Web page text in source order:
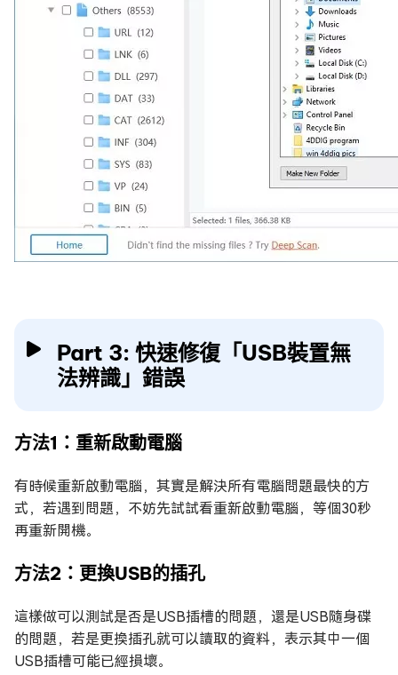
Part 3: 快速修復「USB裝置無
法辨識」錯誤
方法1：重新啟動電腦
有時候重新啟動電腦，其實是解決所有電腦問題最快的方
式，若遇到問題，不妨先試試看重新啟動電腦，等個30秒
再重新開機。
方法2：更換USB的插孔
這樣做可以測試是否是USB插槽的問題，還是USB隨身碟
的問題，若是更換插孔就可以讀取的資料，表示其中一個
USB插槽可能已經損壞。